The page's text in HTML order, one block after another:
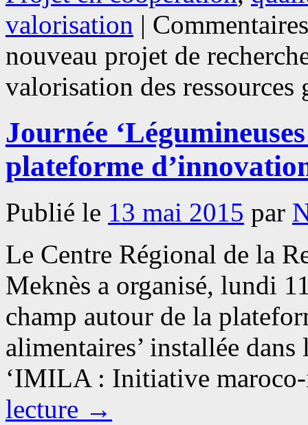
valorisation |
nouveau projet de
valorisation des ressources
Journée
plateforme
Publié le 13 mai 2015 par
Le Centre Régional de la
Meknès a organisé, lundi
champ autour de la
alimentaires’ installée
‘IMILA : Initiative
lecture →